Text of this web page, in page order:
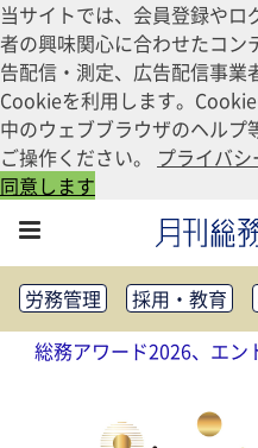
当サイトでは、会員登録や
者の興味関心に合わせたコン
告配信・測定、広告配信事業
Cookieを利用します。
中のウェブブラウザのヘルプ
ご操作ください。 プライバ
同意します
労務管理 採用・教育
健康経営
働き方改革
法務・コンプライアンス
リスクマネジメント・BCP
社外・社内広報
総務アワード2026、エン